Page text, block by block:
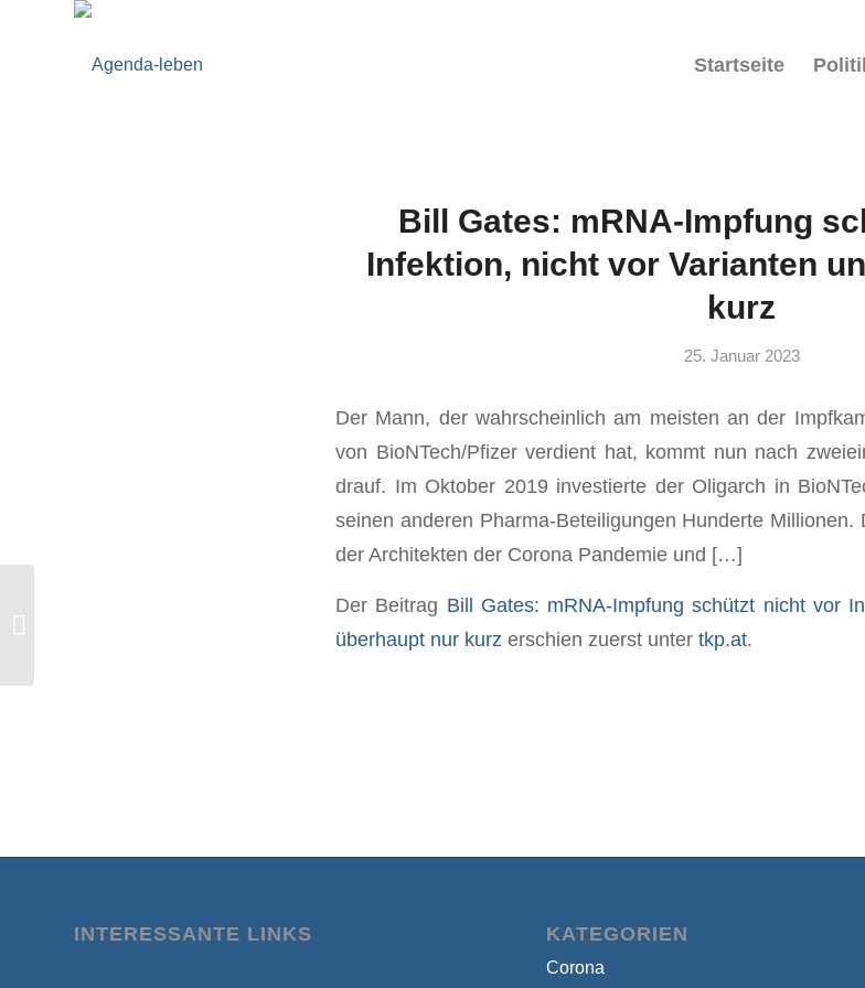
Startseite
Bill Gates: mRNA-Impfung
Infektion, nicht vor Varianten
kurz
25. Januar 2023
Der Mann, der wahrscheinlich am meisten an der
von BioNTech/Pfizer verdient hat, kommt nun nach
drauf. Im Oktober 2019 investierte der Oligarch in
seinen anderen Pharma-Beteiligungen Hunderte
der Architekten der Corona Pandemie und […]
Der Beitrag Bill Gates: mRNA-Impfung schützt nicht vor
überhaupt nur kurz erschien zuerst unter tkp.at.
INTERESSANTE LINKS KATEGORIEN
Corona